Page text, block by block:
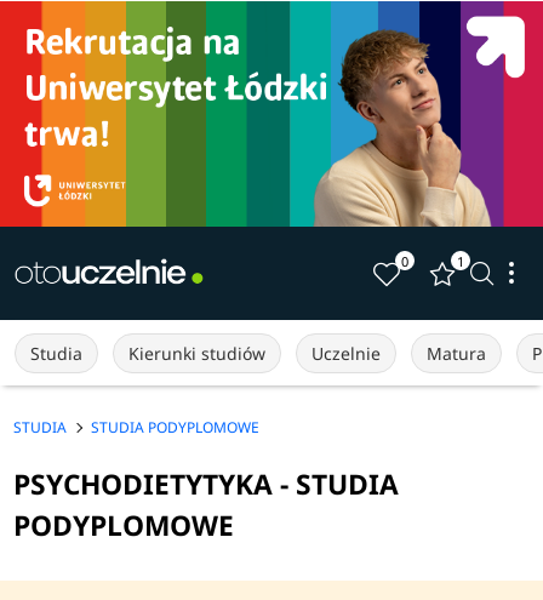
0 1
Studia Kierunki studiów Uczelnie Matura
STUDIA STUDIA PODYPLOMOWE
PSYCHODIETYTYKA - STUDIA
PODYPLOMOWE